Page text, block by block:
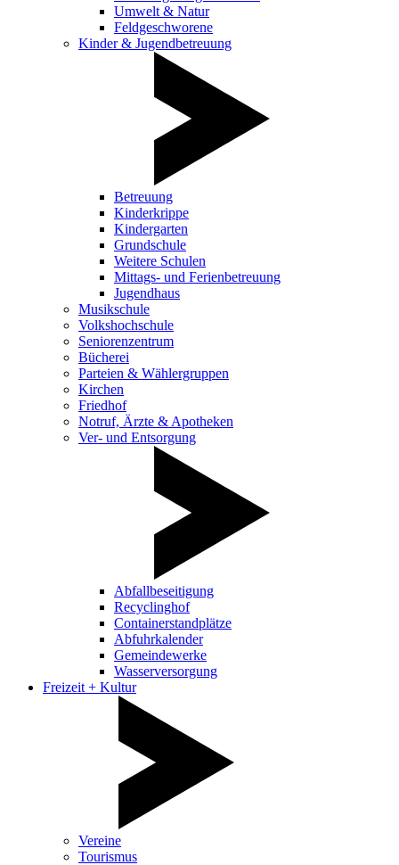
Umwelt & Natur
Feldgeschworene
Kinder & Jugendbetreuung
Betreuung
Kinderkrippe
Kindergarten
Grundschule
Weitere Schulen
Mittags- und Ferienbetreuung
Jugendhaus
Musikschule
Volkshochschule
Seniorenzentrum
Bücherei
Parteien & Wählergruppen
Kirchen
Friedhof
Notruf, Ärzte & Apotheken
Ver- und Entsorgung
Abfallbeseitigung
Recyclinghof
Containerstandplätze
Abfuhrkalender
Gemeindewerke
Wasserversorgung
Freizeit + Kultur
Vereine
Tourismus